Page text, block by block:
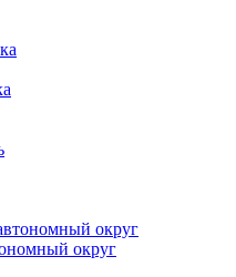
округ
округ